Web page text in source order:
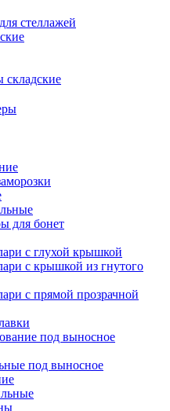
стеллажей
для бонет
с глухой крышкой
с крышкой из гнутого
с прямой прозрачной
под выносное
под выносное